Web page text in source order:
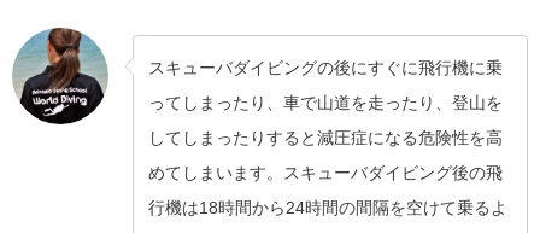
スキューバダイビングの後にすぐに飛行機に乗
ってしまったり、車で山道を走ったり、登山を
してしまったりすると減圧症になる危険性を高
めてしまいます。スキューバダイビング後の飛
行機は18時間から24時間の間隔を空けて乗るよ